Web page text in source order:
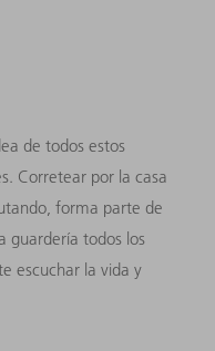
de todos estos
Corretear por la casa
forma parte de
guardería todos los
escuchar la vida y